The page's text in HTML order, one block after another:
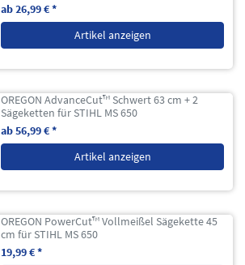
ab 26,99 € *
Artikel anzeigen
OREGON AdvanceCut™ Schwert 63 cm + 2
Sägeketten für STIHL MS 650
ab 56,99 € *
Artikel anzeigen
OREGON PowerCut™ Vollmeißel Sägekette 45
cm für STIHL MS 650
19,99 € *